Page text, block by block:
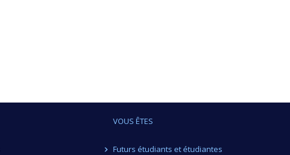
VOUS ÊTES
Futurs étudiants et étudiantes